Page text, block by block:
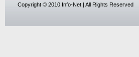
Copyright © 2010 Info-Net | All Rights Reserved